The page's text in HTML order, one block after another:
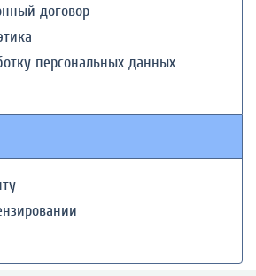
договор
персональных данных